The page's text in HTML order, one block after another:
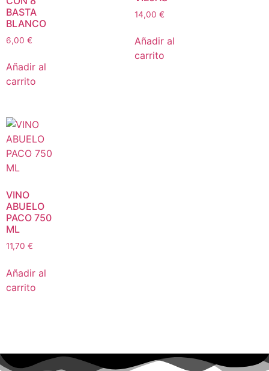
BASTA
BLANCO
6,00 €
Añadir al
carrito
14,00 €
Añadir al
carrito
VINO
ABUELO
PACO 750
ML
11,70 €
Añadir al
carrito